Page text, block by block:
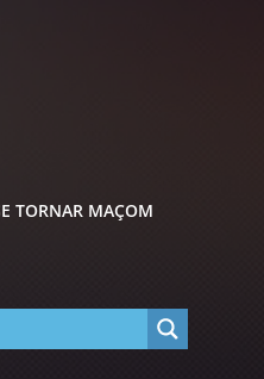
TORNAR MAÇOM